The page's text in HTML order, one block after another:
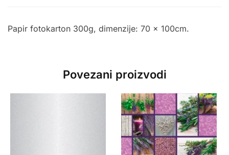
Papir fotokarton 300g, dimenzije: 70 x 100cm.
Povezani proizvodi